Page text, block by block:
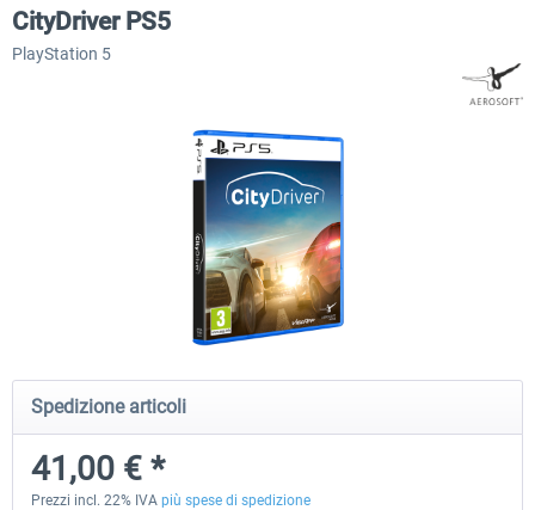
CityDriver
30,75 € *
-20
CityDriver - Deluxe
CityDriver PS5
PlayStation 5
Spedizione articoli
41,00 € *
Prezzi incl. 22% IVA più spese di spedizione